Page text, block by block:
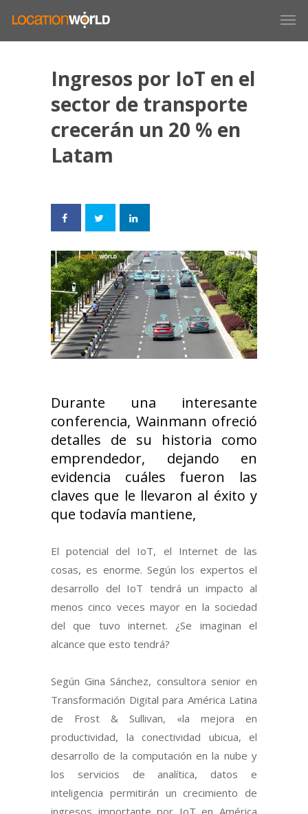
Ingresos por IoT en el
sector de transporte
crecerán un 20 % en
Latam
Durante una interesante
conferencia, Wainmann ofreció
detalles de su historia como
emprendedor, dejando en
evidencia cuáles fueron las
claves que le llevaron al éxito y
que todavía mantiene,
El potencial del IoT, el Internet de las
cosas, es enorme. Según los expertos el
desarrollo del IoT tendrá un impacto al
menos cinco veces mayor en la sociedad
del que tuvo internet. ¿Se imaginan el
alcance que esto tendrá?
Según Gina Sánchez, consultora senior en
Transformación Digital para América Latina
de Frost & Sullivan, «la mejora en
productividad, la conectividad ubicua, el
desarrollo de la computación en la nube y
los servicios de analítica, datos e
inteligencia permitirán un crecimiento de
ingresos importante por IoT en América